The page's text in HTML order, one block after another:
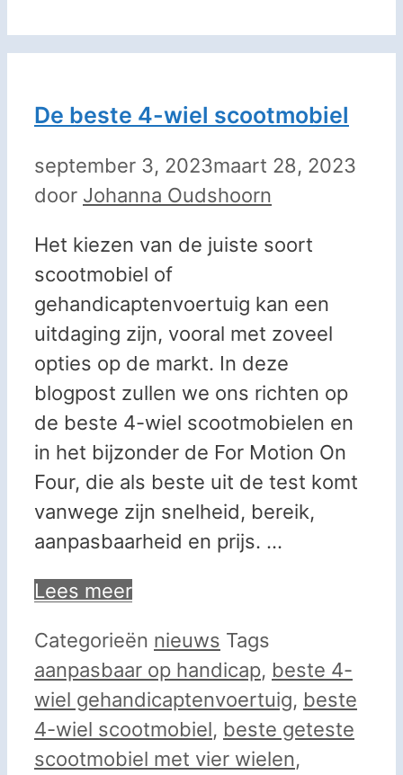
De beste 4-wiel scootmobiel
september 3, 2023maart 28, 2023
door Johanna Oudshoorn
Het kiezen van de juiste soort
scootmobiel of
gehandicaptenvoertuig kan een
uitdaging zijn, vooral met zoveel
opties op de markt. In deze
blogpost zullen we ons richten op
de beste 4-wiel scootmobielen en
in het bijzonder de For Motion On
Four, die als beste uit de test komt
vanwege zijn snelheid, bereik,
aanpasbaarheid en prijs. …
Lees meer
Categorieën nieuws Tags
aanpasbaar op handicap, beste 4-
wiel gehandicaptenvoertuig, beste
4-wiel scootmobiel, beste geteste
scootmobiel met vier wielen,